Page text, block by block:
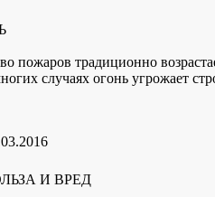
пожаров традиционно
случаях огонь угрожает
И ВРЕД